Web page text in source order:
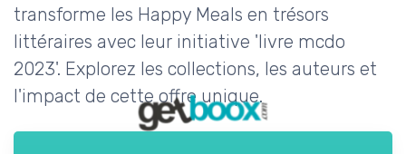
transforme les Happy Meals en trésors
littéraires avec leur initiative 'livre mcdo
2023'. Explorez les collections, les auteurs et
l'impact de cette offre unique.